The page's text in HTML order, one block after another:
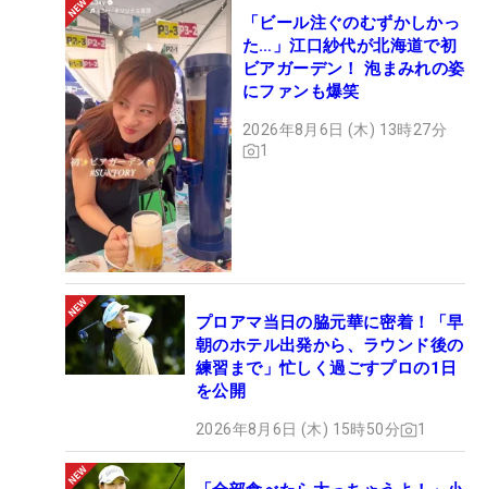
「ビール注ぐのむずかしかっ
た…」江口紗代が北海道で初
ビアガーデン！ 泡まみれの姿
にファンも爆笑
2026年8月6日 (木) 13時27分
1
プロアマ当日の脇元華に密着！「早
朝のホテル出発から、ラウンド後の
練習まで」忙しく過ごすプロの1日
を公開
2026年8月6日 (木) 15時50分 1